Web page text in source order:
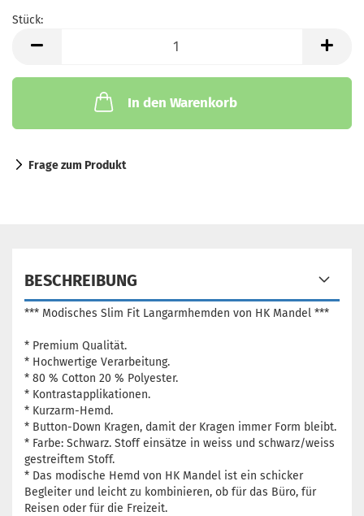
Stück:
In den Warenkorb
Frage zum Produkt
BESCHREIBUNG
*** Modisches Slim Fit Langarmhemden von HK Mandel ***
* Premium Qualität.
* Hochwertige Verarbeitung.
* 80 % Cotton 20 % Polyester.
* Kontrastapplikationen.
* Kurzarm-Hemd.
* Button-Down Kragen, damit der Kragen immer Form bleibt.
* Farbe: Schwarz. Stoff einsätze in weiss und schwarz/weiss
gestreiftem Stoff.
* Das modische Hemd von HK Mandel ist ein schicker
Begleiter und leicht zu kombinieren, ob für das Büro, für
Reisen oder für die Freizeit.